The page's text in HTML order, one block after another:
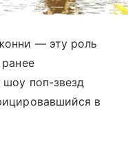
— эту роль
шоу поп-звезд
в